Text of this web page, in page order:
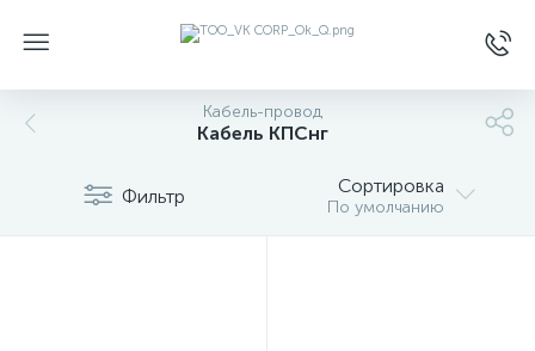
Кабель-провод
Кабель КПСнг
Фильтр Сортировка
По умолчанию